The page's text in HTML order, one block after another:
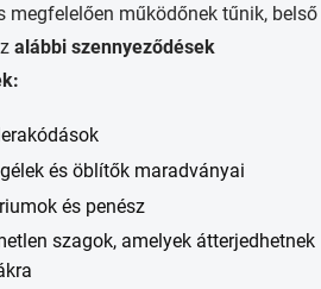
megfelelően működőnek tűnik, belső
alábbi szennyeződések
és öblítők maradványai
és penész
szagok, amelyek átterjedhetnek